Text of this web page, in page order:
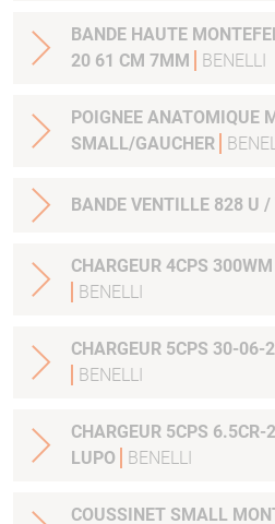
BANDE HAUTE
20 61 CM 7MM
BENELLI
POIGNEE ANATOMIQUE
SMALL/GAUCHER
CHARGEUR 4CPS
BENELLI
CHARGEUR 5CPS 30-06-
BENELLI
CHARGEUR 5CPS
LUPO
BENELLI
COUSSINET SMALL